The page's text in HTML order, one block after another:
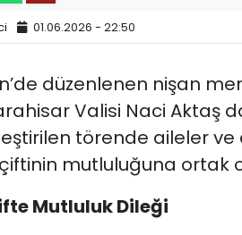
01.06.2026 - 22:50
düzenlenen nişan
Valisi Naci Aktaş
törende aileler ve
mutluluğuna ortak
Mutluluk Dileği